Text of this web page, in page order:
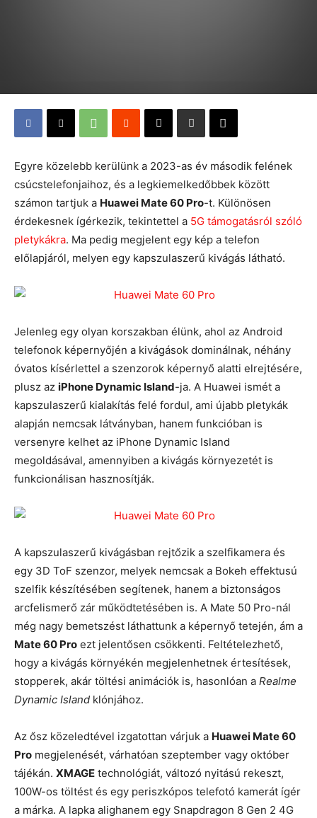
Egyre közelebb kerülünk a 2023-as év második felének
csúcstelefonjaihoz, és a legkiemelkedőbbek között
számon tartjuk a Huawei Mate 60 Pro-t. Különösen
érdekesnek ígérkezik, tekintettel a 5G támogatásról szóló
pletykákra. Ma pedig megjelent egy kép a telefon
előlapjáról, melyen egy kapszulaszerű kivágás látható.
Jelenleg egy olyan korszakban élünk, ahol az Android
telefonok képernyőjén a kivágások dominálnak, néhány
óvatos kísérlettel a szenzorok képernyő alatti elrejtésére,
plusz az iPhone Dynamic Island-ja. A Huawei ismét a
kapszulaszerű kialakítás felé fordul, ami újabb pletykák
alapján nemcsak látványban, hanem funkcióban is
versenyre kelhet az iPhone Dynamic Island
megoldásával, amennyiben a kivágás környezetét is
funkcionálisan hasznosítják.
A kapszulaszerű kivágásban rejtőzik a szelfikamera és
egy 3D ToF szenzor, melyek nemcsak a Bokeh effektusú
szelfik készítésében segítenek, hanem a biztonságos
arcfelismerő zár működtetésében is. A Mate 50 Pro-nál
még nagy bemetszést láthattunk a képernyő tetején, ám a
Mate 60 Pro ezt jelentősen csökkenti. Feltételezhető,
hogy a kivágás környékén megjelenhetnek értesítések,
stopperek, akár töltési animációk is, hasonlóan a Realme
Dynamic Island klónjához.
Az ősz közeledtével izgatottan várjuk a Huawei Mate 60
Pro megjelenését, várhatóan szeptember vagy október
tájékán. XMAGE technológiát, változó nyitású rekeszt,
100W-os töltést és egy periszkópos telefotó kamerát ígér
a márka. A lapka alighanem egy Snapdragon 8 Gen 2 4G